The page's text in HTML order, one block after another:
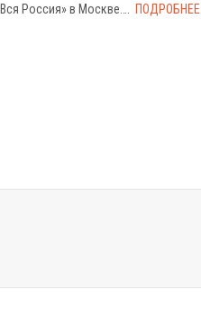
Россия» в Москве….
ПОДРОБНЕЕ…